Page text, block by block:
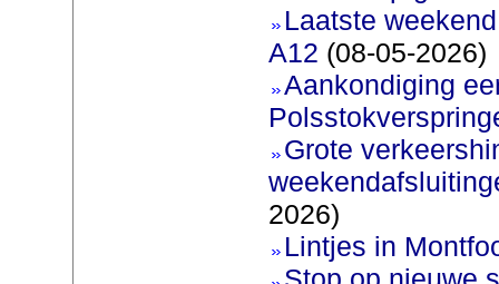
Laatste
A12 (08-05-2026)
Aankondiging
Grote
2026)
Lintjes in